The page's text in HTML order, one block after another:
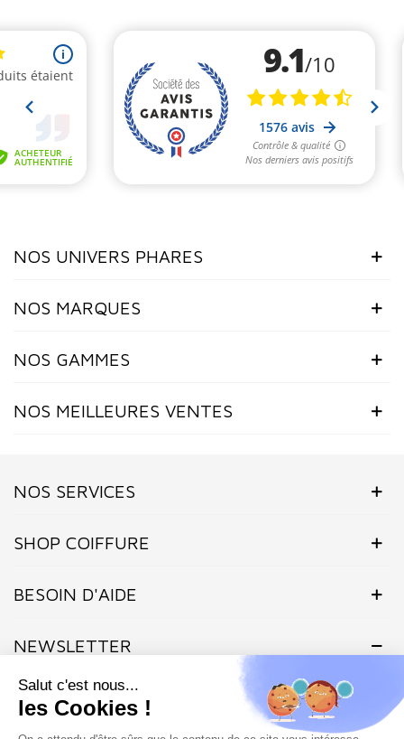
NOS UNIVERS PHARES
NOS MARQUES
NOS GAMMES
NOS MEILLEURES VENTES
NOS SERVICES
SHOP COIFFURE
BESOIN D'AIDE
NEWSLETTER
Inscrivez-vous dès maintenant à notre Newsletter et recevez en
exclusivité nos offres flashs, promotions et actualités.